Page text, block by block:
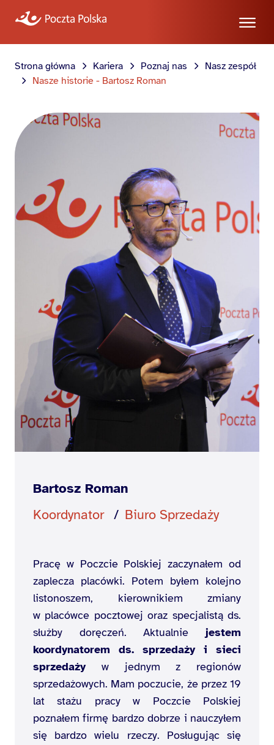
Strona główna Kariera Poznaj nas
Nasz zespół
Nasze historie - Bartosz Roman
Bartosz Roman
Koordynator
Biuro Sprzedaży
Pracę w Poczcie Polskiej zaczynałem od
zaplecza placówki. Potem byłem kolejno
listonoszem, kierownikiem zmiany
w placówce pocztowej oraz specjalistą ds.
służby doręczeń. Aktualnie jestem
koordynatorem ds. sprzedaży i sieci
sprzedażyw jednym z regionów
sprzedażowych. Mam poczucie, że przez 19
lat stażu pracy w Poczcie Polskiej
poznałem firmę bardzo dobrze i nauczyłem
się bardzo wielu rzeczy. Posługując się